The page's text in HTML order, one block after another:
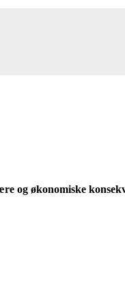
og økonomiske